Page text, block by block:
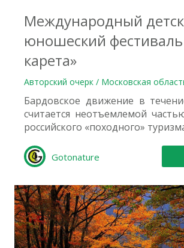
Международный
юношеский фестиваль
карета»
Авторский очерк / Московская
Бардовское движение в
считается неотъемлемой
российского «походного»
Gotonature